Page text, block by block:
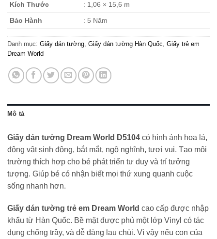
Kích Thước : 1,06 × 15,6 m
Bảo Hành : 5 Năm
Danh mục: Giấy dán tường, Giấy dán tường Hàn Quốc, Giấy trẻ em
Dream World
Mô tả
Giấy dán tường Dream World D5104 có hình ảnh hoa lá,
động vật sinh động, bắt mắt, ngộ nghĩnh, tươi vui. Tạo môi
trường thích hợp cho bé phát triển tư duy và trí tưởng
tượng. Giúp bé có nhận biết mọi thứ xung quanh cuộc
sống nhanh hơn.
Giấy dán tường trẻ em Dream World cao cấp được nhập
khẩu từ Hàn Quốc. Bề mặt được phủ một lớp Vinyl có tác
dụng chống trầy, và dễ dàng lau chùi. Vì vậy nếu con của